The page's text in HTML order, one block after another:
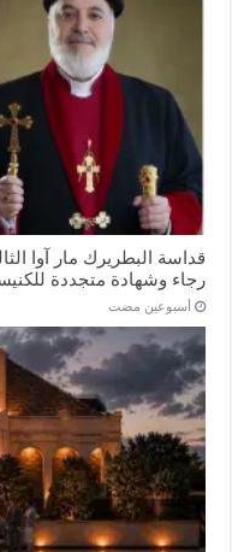
قداسة البطريرك مار آوا
رجاء وشهادة متجددة
‏أسبوعين مضت